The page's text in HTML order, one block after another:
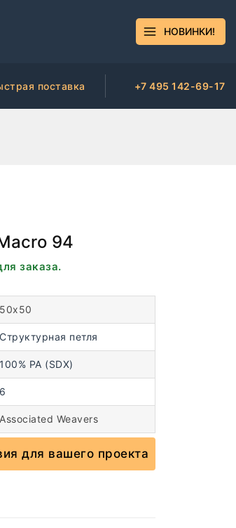
НОВИНКИ!
поставка +7 495 142-69-17
94
заказа.
50х50
Структурная петля
100% PA (SDX)
6
Associated Weavers
для вашего проекта